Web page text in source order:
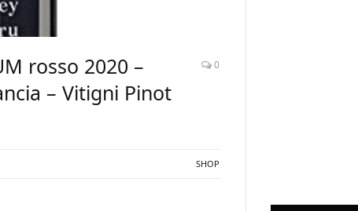
rosso 2020 –
– Vitigni Pinot
0
SHOP